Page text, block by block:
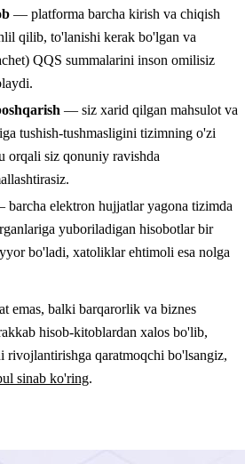
— platforma barcha kirish va chiqish
qilib, to'lanishi kerak bo'lgan va
QQS summalarini inson omilisiz
— siz xarid qilgan mahsulot va
tushish-tushmasligini tizimning o'zi
orqali siz qonuniy ravishda
elektron hujjatlar yagona tizimda
yuboriladigan hisobotlar bir
bo'ladi, xatoliklar ehtimoli esa nolga
emas, balki barqarorlik va biznes
hisob-kitoblardan xalos bo'lib,
rivojlantirishga qaratmoqchi bo'lsangiz,
sinab ko'ring.